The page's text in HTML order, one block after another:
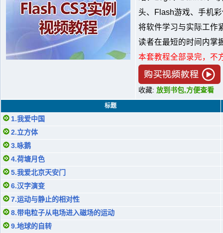
头、Flash游戏、手机
将软件学习与实际工作
读者在最短的时间内掌
本套教程全部录完，不
收藏: 放到书包,方便查看
标题
1.我爱中国
2.立方体
3.咏鹅
4.荷塘月色
5.我爱北京天安门
6.汉字演变
7.运动与静止的相对性
8.带电粒子从电场进入磁场的运动
9.地球的自转